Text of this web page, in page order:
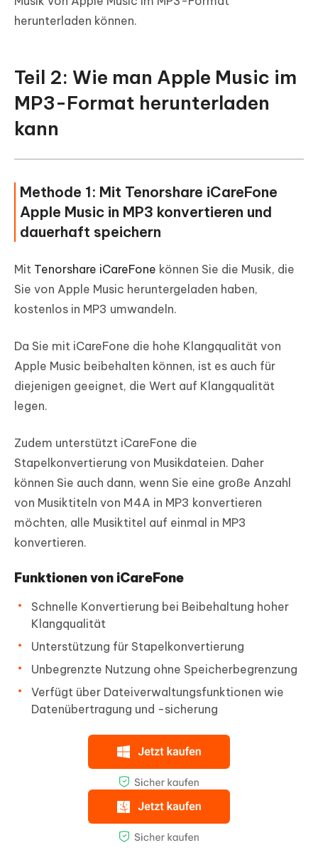
herunterladen können.
Teil 2: Wie man Apple Music im
MP3-Format herunterladen
kann
Methode 1: Mit Tenorshare iCareFone
Apple Music in MP3 konvertieren und
dauerhaft speichern
Mit Tenorshare iCareFone können Sie die Musik, die
Sie von Apple Music heruntergeladen haben,
kostenlos in MP3 umwandeln.
Da Sie mit iCareFone die hohe Klangqualität von
Apple Music beibehalten können, ist es auch für
diejenigen geeignet, die Wert auf Klangqualität
legen.
Zudem unterstützt iCareFone die
Stapelkonvertierung von Musikdateien. Daher
können Sie auch dann, wenn Sie eine große Anzahl
von Musiktiteln von M4A in MP3 konvertieren
möchten, alle Musiktitel auf einmal in MP3
konvertieren.
Funktionen von iCareFone
Schnelle Konvertierung bei Beibehaltung hoher
Klangqualität
Unterstützung für Stapelkonvertierung
Unbegrenzte Nutzung ohne Speicherbegrenzung
Verfügt über Dateiverwaltungsfunktionen wie
Datenübertragung und -sicherung